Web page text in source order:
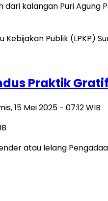
dari kalangan Puri
Praktik
15 Mei 2025 - 07:12 WIB
atau lelang